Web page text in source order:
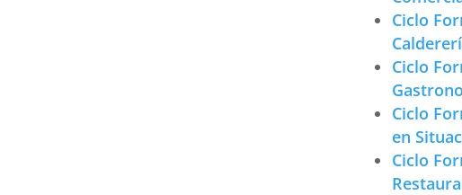
Ciclo
Ciclo
Ciclo
en
Ciclo